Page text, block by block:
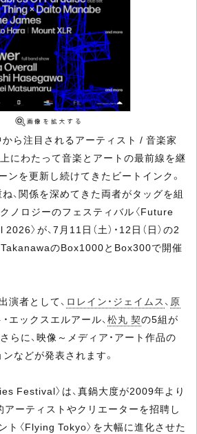
ら注目されるアーティスト / 音楽家
上にわたって音楽とアートの最前線を継
ンを更新し続けてきたビートインク。
、関係を深めてきた両者がタッグを組
ノロジーのフェスティバル〈Future
〉が、7月11日（土）・12日（日）の2
TakanawaのBox1000とBox300で開催
者として、 ロレイン・ジェイムス 、 原
・エックスエルアール、 松丸 契の5組が
らに、映像～メディア・アート作品の
ンなどが発表されます。
Festival〉は、真鍋大度が2009年より
ーティストやクリエーターを招聘し
ト〈Flying Tokyo〉を大幅に進化させた